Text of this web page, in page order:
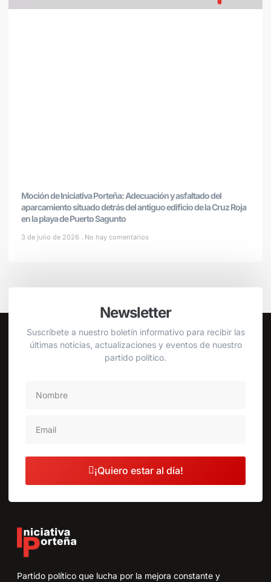
Moción de Iniciativa Porteña: Adecuación y asfaltado del
aparcamiento situado detrás del antiguo edificio de la Cruz Roja
en la playa de Puerto Sagunto
3 de julio de 2026 No hay comentarios
Newsletter
Suscríbete a nuestro boletín informativo para recibir las
últimas noticias, actualizaciones y eventos de nuestro
partido político.
¡Quiero estar al día!
Partido político que lucha por la mejora constante y